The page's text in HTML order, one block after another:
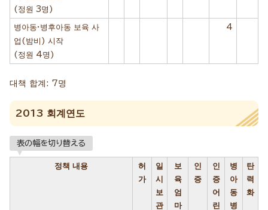
(정원 3명)
병아동·병후아동 보육 사
업(밤비) 시작
(정원 4명)
4
대책 합계: 7명
2013 회계연도
表の幅を切り替える
정책 내용
허
가
일
시
보
관
보
육
엄
마
인
증
인
증
어
린
병
아
동
병
탄
력
화